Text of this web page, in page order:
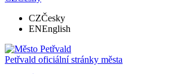
CZČesky
ENEnglish
Petřvald oficiální stránky města